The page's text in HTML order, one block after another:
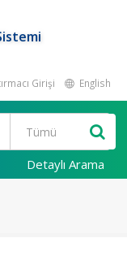
Girişi English
Detaylı Arama